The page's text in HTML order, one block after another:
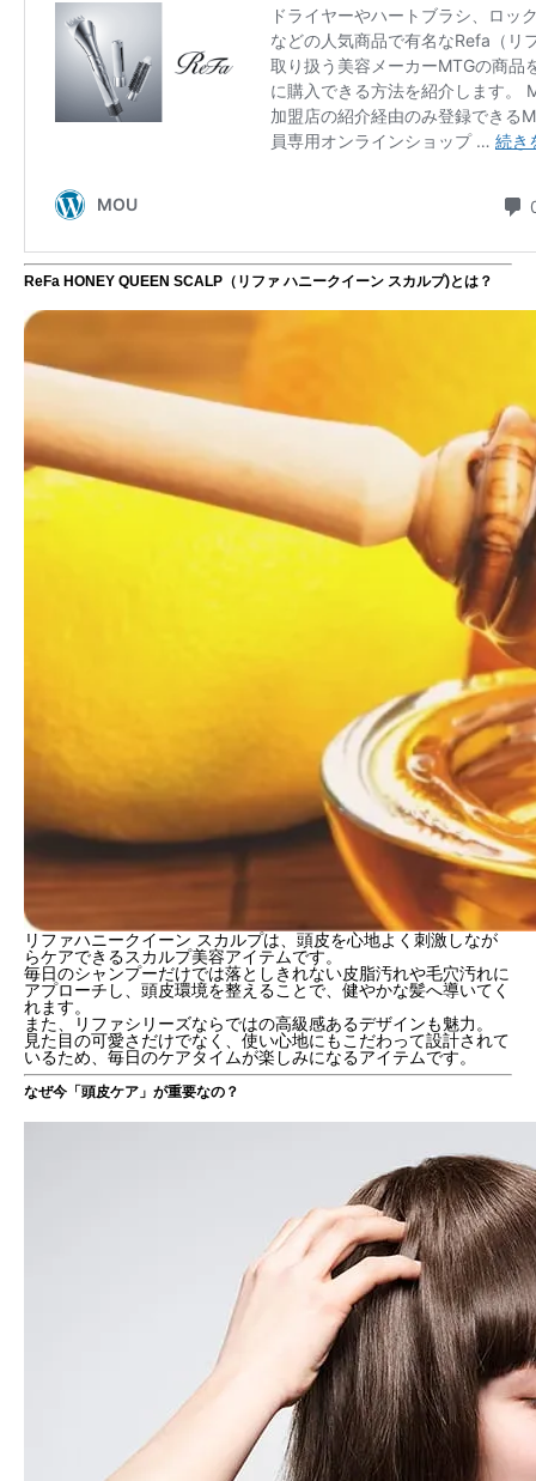
ReFa HONEY QUEEN SCALP（リファ ハニークイーン スカルプ)とは？
リファハニークイーン スカルプは、頭皮を心地よく刺激しなが
らケアできるスカルプ美容アイテムです。
毎日のシャンプーだけでは落としきれない皮脂汚れや毛穴汚れに
アプローチし、頭皮環境を整えることで、健やかな髪へ導いてく
れます。
また、リファシリーズならではの高級感あるデザインも魅力。
見た目の可愛さだけでなく、使い心地にもこだわって設計されて
いるため、毎日のケアタイムが楽しみになるアイテムです。
なぜ今「頭皮ケア」が重要なの？